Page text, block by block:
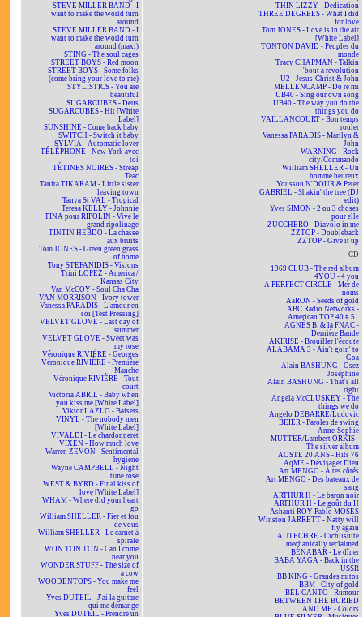
STEVE MILLER BAND - I
want to make the world turn
around
STEVE MILLER BAND - I
want to make the world turn
around (maxi)
STING - The soul cages
STREET BOYS - Red moon
STREET BOYS - Some folks
(come bring your love to me)
STYLISTICS - You are
beautiful
SUGARCUBES - Deus
SUGARCUBES - Hit [White
Label]
SUNSHINE - Come back baby
SWITCH - Switch it baby
SYLVIA - Automatic lover
TÉLÉPHONE - New York avec
toi
TÉTINES NOIRES - Streap
Teac
Tanita TIKARAM - Little sister
leaving town
Tanya St VAL - Tropical
Teresa KELLY - Johnnie
TINA pour RIPOLIN - Vive le
grand ripolinage
TINTIN HEBDO - La chasse
aux bruits
Tom JONES - Green green grass
of home
Tony STEFANIDIS - Visions
Trini LOPEZ - America /
Kansas City
Van McCOY - Soul Cha Cha
VAN MORRISON - Ivory tower
Vanessa PARADIS - L'amour en
soi [Test Pressing]
VELVET GLOVE - Last day of
summer
VELVET GLOVE - Sweet was
my rose
Véronique RIVIÈRE - Georges
Véronique RIVIÈRE - Première
Manche
Véronique RIVIÈRE - Tout
court
Victoria ABRIL - Baby when
you kiss me [White Label]
Viktor LAZLO - Baisers
VINYL - The nobody men
[White Label]
VIVALDI - Le chardonneret
VIXEN - How much love
Warren ZEVON - Sentimental
hygiene
Wayne CAMPBELL - Night
time rose
WEST & BYRD - Final kiss of
love [White Label]
WHAM - Where did your heart
go
William SHELLER - Fier et fou
de vous
William SHELLER - Le carnet à
spirale
WON TON TON - Can I come
near you
WONDER STUFF - The size of
a cow
WOODENTOPS - You make me
feel
Yves DUTEIL - J'ai la guitare
qui me démange
Yves DUTEIL - Prendre un
THIN LIZZY - Dedication
THREE DEGREES - What I did
for love
Tom JONES - Love is in the air
[White Label]
TONTON DAVID - Peuples du
monde
Tracy CHAPMAN - Talkin
'bout a revolution
U2 - Jesus-Christ & John
MELLENCAMP - Do re mi
UB40 - Sing our own song
UB40 - The way you do the
things you do
VAILLANCOURT - Bon temps
rouler
Vanessa PARADIS - Marilyn &
John
WARNING - Rock
city/Commando
William SHELLER - Un
homme heureux
Youssou N'DOUR & Peter
GABRIEL - Shakin' the tree (DJ
edit)
Yves SIMON - 2 ou 3 choses
pour elle
ZUCCHERO - Diavolo in me
ZZTOP - Doubleback
ZZTOP - Give it up
CD
1969 CLUB - The red album
4YOU - 4 you
A PERFECT CIRCLE - Mer de
noms
AaRON - Seeds of gold
ABC Radio Networks -
American TOP 40 # 51
AGNÈS B. & la FNAC -
Dernière Bande
AKIRISE - Brouiller l'écoute
ALABAMA 3 - Ain't goin' to
Goa
Alain BASHUNG - Osez
Joséphine
Alain BASHUNG - That's all
right
Angela McCLUSKEY - The
things we do
Angelo DEBARRE/Ludovic
BEIER - Paroles de swing
Anne-Sophie
MUTTER/Lambert ORKIS -
The silver album
AOSTE 20 ANS - Hits 76
AqME - Dévisager Dieu
Art MENGO - À tes côtés
Art MENGO - Des bateaux de
sang
ARTHUR H - Le baron noir
ARTHUR H - Le goût du H
Ashanti ROY Pablo MOSES
Winston JARRETT - Natty will
fly again
AUTECHRE - Cichlisuite
mechanically reclaimed
BÉNABAR - Le dîner
BABA YAGA - Back in the
USSR
BB KING - Grandes mitos
BBM - City of gold
BEL CANTO - Rumour
BETWEEN THE BURIED
AND ME - Colors